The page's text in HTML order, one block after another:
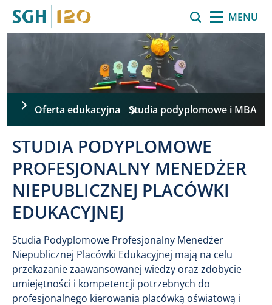
MENU
Oferta edukacyjna Studia podyplomowe i MBA
STUDIA PODYPLOMOWE
PROFESJONALNY MENEDŻER
NIEPUBLICZNEJ PLACÓWKI
EDUKACYJNEJ
Studia Podyplomowe Profesjonalny Menedżer
Niepublicznej Placówki Edukacyjnej mają na celu
przekazanie zaawansowanej wiedzy oraz zdobycie
umiejętności i kompetencji potrzebnych do
profesjonalnego kierowania placówką oświatową i